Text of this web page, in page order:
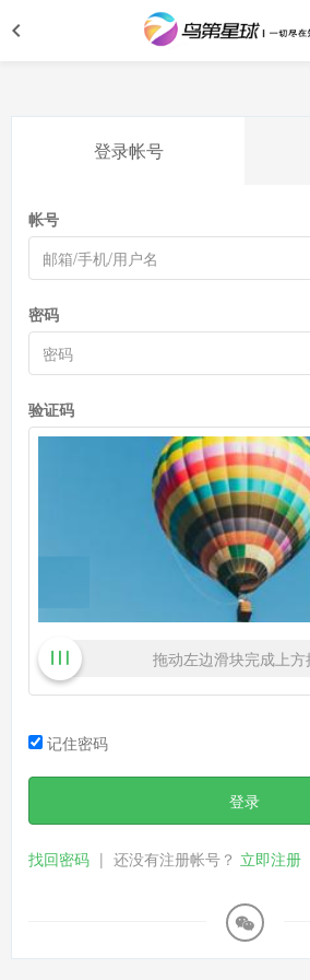
登录帐号
帐号
密码
验证码
拖动左边滑块完成上方
记住密码
登录
找回密码 | 还没有注册帐号？ 立即注册